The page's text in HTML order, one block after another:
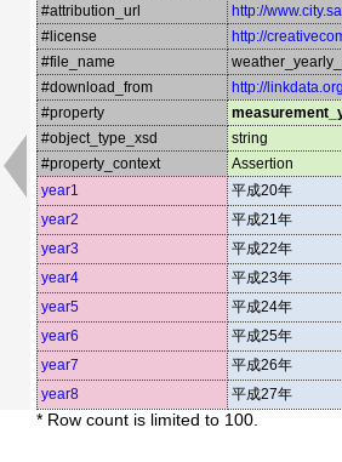
#attribution_url
http://
#license
http://
#file_name
#download_from
http://
#property
#object_type_xsd
string
#property_context
Assertion
year1
平成20年
year2
平成21年
year3
平成22年
year4
平成23年
year5
平成24年
year6
平成25年
year7
平成26年
year8
平成27年
* Row count is limited to 100.